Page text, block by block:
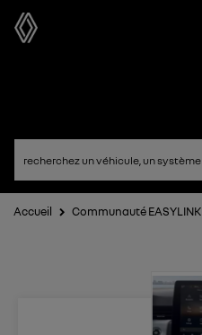
Accueil Communauté EASYLINK